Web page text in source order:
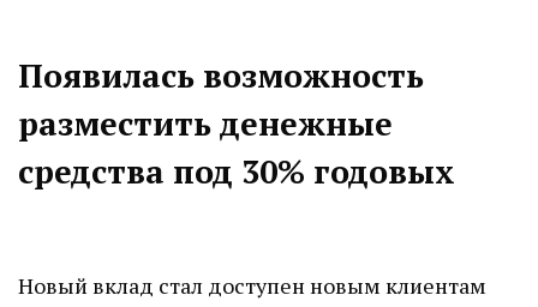
Появилась возможность
разместить денежные
средства под 30% годовых
Новый вклад стал доступен новым клиентам